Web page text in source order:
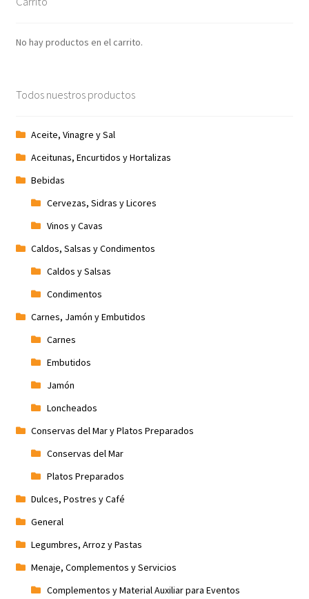
Términos y condiciones
Tienda
No hay productos en el carrito.
Todos nuestros productos
Aceite, Vinagre y Sal
Aceitunas, Encurtidos y Hortalizas
Bebidas
Cervezas, Sidras y Licores
Vinos y Cavas
Caldos, Salsas y Condimentos
Caldos y Salsas
Condimentos
Carnes, Jamón y Embutidos
Carnes
Embutidos
Jamón
Loncheados
Conservas del Mar y Platos Preparados
Conservas del Mar
Platos Preparados
Dulces, Postres y Café
General
Legumbres, Arroz y Pastas
Menaje, Complementos y Servicios
Complementos y Material Auxiliar para Eventos